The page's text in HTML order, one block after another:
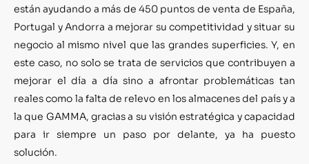
están ayudando a más de 450 puntos de venta de España,
Portugal y Andorra a mejorar su competitividad y situar su
negocio al mismo nivel que las grandes superficies. Y, en
este caso, no solo se trata de servicios que contribuyen a
mejorar el día a día sino a afrontar problemáticas tan
reales como la falta de relevo en los almacenes del país y a
la que GAMMA, gracias a su visión estratégica y capacidad
para ir siempre un paso por delante, ya ha puesto
solución.